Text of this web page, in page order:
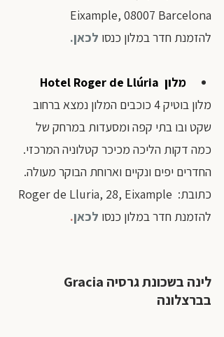
Eixample, 08007 Barcelona
להזמנת חדר במלון כנסו לכאן.
מלון Hotel Roger de Llúria
מלון בוטיק 4 כוכבים המלון נמצא ברחוב
שקט ובו בתי קפה ומסעדות במרחק של
כמה דקות הליכה מכיכר קטלוניה המרכזי.
החדרים יפים ונקיים וארוחת הבוקר מעולה.
כתובת:  Roger de Lluria, 28, Eixample
להזמנת חדר במלון כנסו לכאן.
לינה בשכונת גרסיה Gracia
בברצלונה